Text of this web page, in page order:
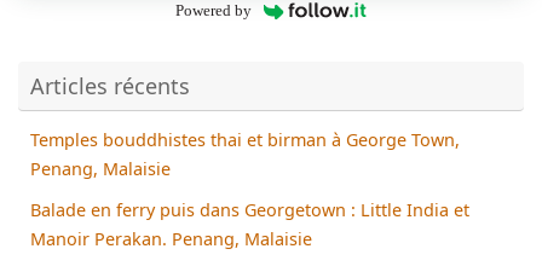
Powered by
Articles récents
Temples bouddhistes thai et birman à George Town,
Penang, Malaisie
Balade en ferry puis dans Georgetown : Little India et
Manoir Perakan. Penang, Malaisie